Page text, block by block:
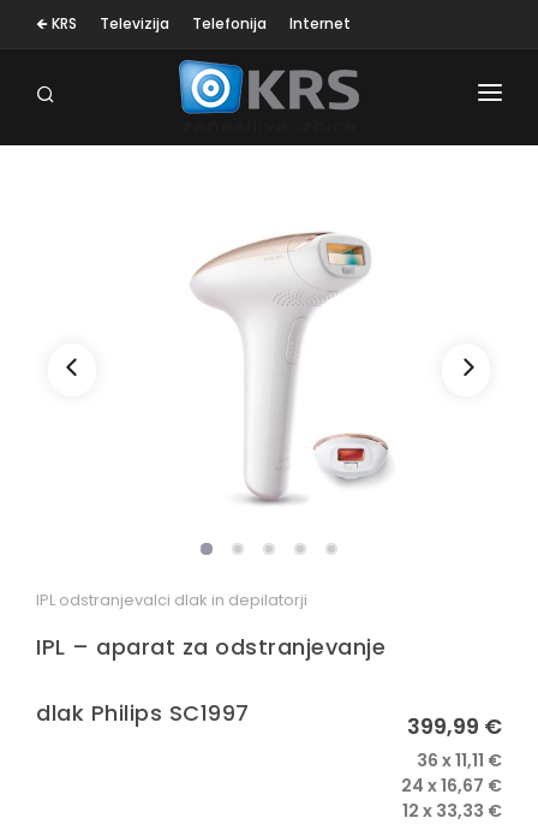
🡸 KRS Televizija Telefonija Internet
MALI GOSP. APARATI
SESALNIKI
IPL odstranjevalci dlak in depilatorji
IPL – aparat za odstranjevanje
dlak Philips SC1997 399,99 €
36 x 11,11 €
24 x 16,67 €
12 x 33,33 €